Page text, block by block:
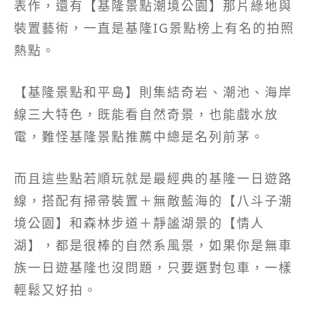
表作，還有【基隆景點潮境公園】那片綠地與
裝置藝術，一直是基隆IG景點榜上有名的拍照
熱點。
【基隆景點和平島】則集結奇岩、潮池、海岸
線三大特色，既能看自然奇景，也能戲水放
電，難怪基隆景點推薦中總是名列前茅。
而且這些點若順玩就是最經典的基隆一日遊路
線，搭配有掃帚裝置＋無敵藍海的【八斗子潮
境公園】和森林步道＋靜謐湖景的【情人
湖】，都是很棒的自然系風景，如果你是無車
族一日遊基隆也沒問題，只要選對包車，一樣
輕鬆又好拍。